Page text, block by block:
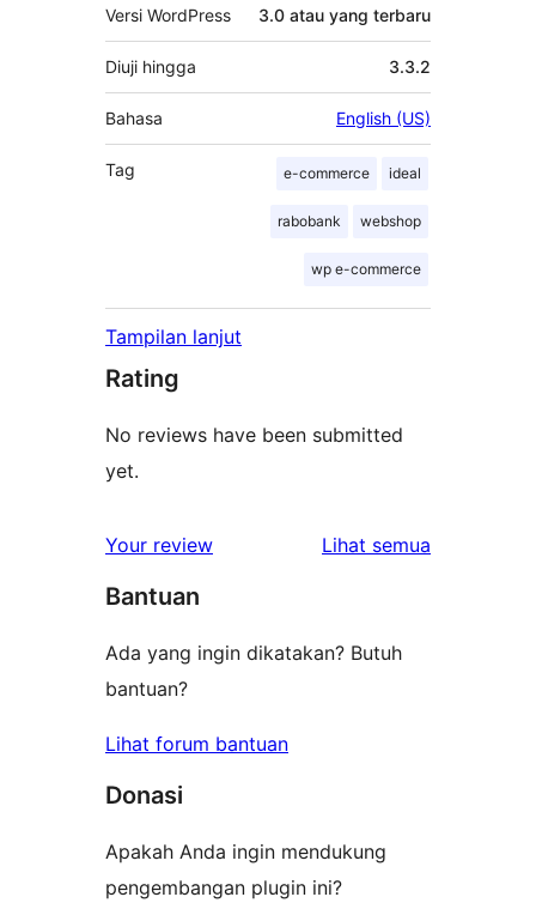
Versi WordPress 3.0 atau yang terbaru
Diuji hingga 3.3.2
Bahasa English (US)
Tag e-commerce ideal
rabobank webshop
wp e-commerce
Tampilan lanjut
Rating
No reviews have been submitted
yet.
Your review Lihat semua
Bantuan
Ada yang ingin dikatakan? Butuh
bantuan?
Lihat forum bantuan
Donasi
Apakah Anda ingin mendukung
pengembangan plugin ini?